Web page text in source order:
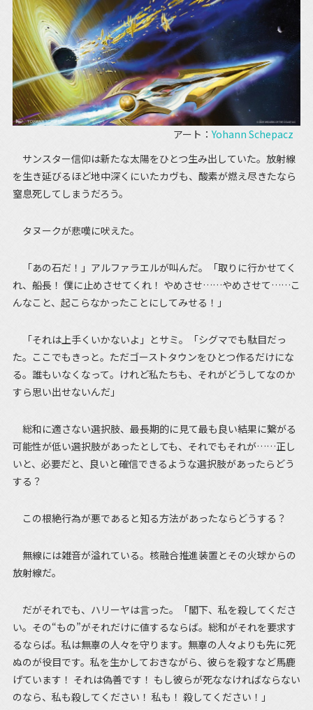
アート：Yohann Schepacz
サンスター信仰は新たな太陽をひとつ生み出していた。放射線
を生き延びるほど地中深くにいたカヴも、酸素が燃え尽きたなら
窒息死してしまうだろう。
タヌークが悲嘆に吠えた。
「あの石だ！」アルファラエルが叫んだ。「取りに行かせてく
れ、船長！ 僕に止めさせてくれ！ やめさせ……やめさせて……こ
んなこと、起こらなかったことにしてみせる！」
「それは上手くいかないよ」とサミ。「シグマでも駄目だっ
た。ここでもきっと。ただゴーストタウンをひとつ作るだけにな
る。誰もいなくなって。けれど私たちも、それがどうしてなのか
すら思い出せないんだ」
総和に適さない選択肢、最長期的に見て最も良い結果に繋がる
可能性が低い選択肢があったとしても、それでもそれが……正し
いと、必要だと、良いと確信できるような選択肢があったらどう
する？
この根絶行為が悪であると知る方法があったならどうする？
無線には雑音が溢れている。核融合推進装置とその火球からの
放射線だ。
だがそれでも、ハリーヤは言った。「閣下、私を殺してくださ
い。その“もの”がそれだけに値するならば。総和がそれを要求す
るならば。私は無辜の人々を守ります。無辜の人々よりも先に死
ぬのが役目です。私を生かしておきながら、彼らを殺すなど馬鹿
げています！ それは偽善です！ もし彼らが死ななければならない
のなら、私も殺してください！ 私も！ 殺してください！」